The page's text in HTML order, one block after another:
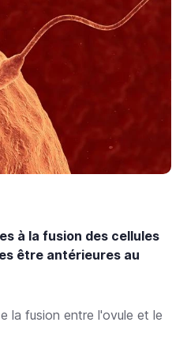
à la fusion des cellules
être antérieures au
la fusion entre l'ovule et le